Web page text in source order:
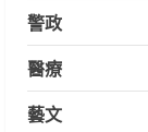
警政
醫療
藝文